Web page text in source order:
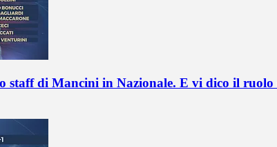
staff di Mancini in Nazionale. E vi dico il